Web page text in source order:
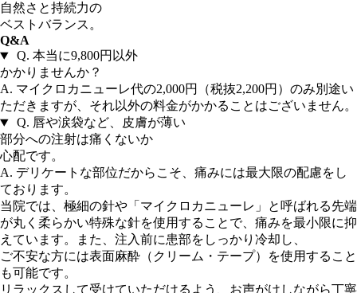
自然さと持続力の
ベストバランス。
Q&A
Q. 本当に9,800円以外
かかりませんか？
A. マイクロカニューレ代の2,000円（税抜2,200円）のみ別途い
ただきますが、それ以外の料金がかかることはございません。
Q. 唇や涙袋など、皮膚が薄い
部分への注射は痛くないか
心配です。
A. デリケートな部位だからこそ、痛みには最大限の配慮をし
ております。
当院では、極細の針や「マイクロカニューレ」と呼ばれる先端
が丸く柔らかい特殊な針を使用することで、痛みを最小限に抑
えています。また、注入前に患部をしっかり冷却し、
ご不安な方には表面麻酔（クリーム・テープ）を使用すること
も可能です。
リラックスして受けていただけるよう、お声がけしながら丁寧